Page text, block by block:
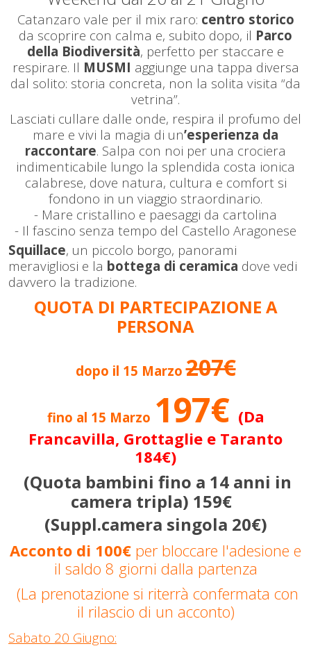
Catanzaro vale per il mix raro: centro storico
da scoprire con calma e, subito dopo, il Parco
della Biodiversità, perfetto per staccare e
respirare. Il MUSMI aggiunge una tappa diversa
dal solito: storia concreta, non la solita visita “da
vetrina”.
Lasciati cullare dalle onde, respira il profumo del
mare e vivi la magia di un’esperienza da
raccontare. Salpa con noi per una crociera
indimenticabile lungo la splendida costa ionica
calabrese, dove natura, cultura e comfort si
fondono in un viaggio straordinario.
- Mare cristallino e paesaggi da cartolina
- Il fascino senza tempo del Castello Aragonese
Squillace, un piccolo borgo, panorami
meravigliosi e la bottega di ceramica dove vedi
davvero la tradizione.
QUOTA DI PARTECIPAZIONE A
PERSONA
dopo il 15 Marzo207€
fino al 15 Marzo 197€ (Da
Francavilla, Grottaglie e Taranto
184€)
(Quota bambini fino a 14 anni in
camera tripla) 159€
(Suppl.camera singola 20€)
Acconto di 100€ per bloccare l'adesione e
il saldo 8 giorni dalla partenza
(La prenotazione si riterrà confermata con
il rilascio di un acconto)
Sabato 20 Giugno: